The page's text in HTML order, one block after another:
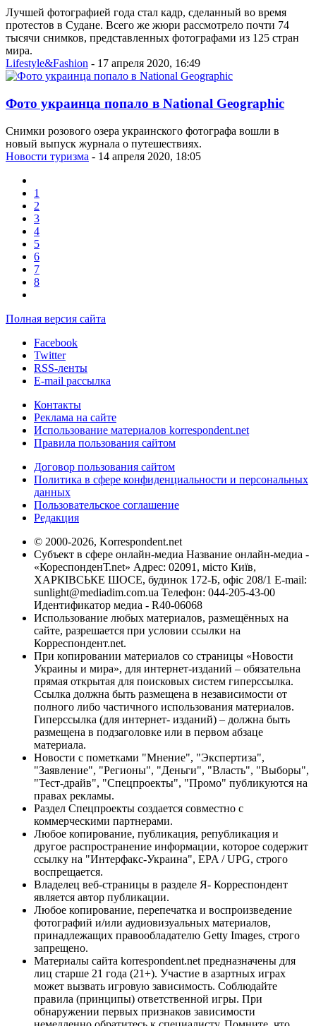
Лучшей фотографией года стал кадр, сделанный во время
протестов в Судане. Всего же жюри рассмотрело почти 74
тысячи снимков, представленных фотографами из 125 стран
мира.
Lifestyle&Fashion - 17 апреля 2020, 16:49
Фото украинца попало в National Geographic
Снимки розового озера украинского фотографа вошли в
новый выпуск журнала о путешествиях.
Новости туризма - 14 апреля 2020, 18:05
1
2
3
4
5
6
7
8
Полная версия сайта
Facebook
Twitter
RSS-ленты
E-mail рассылка
Контакты
Реклама на сайте
Использование материалов korrespondent.net
Правила пользования сайтом
Договор пользования сайтом
Политика в сфере конфиденциальности и персональных
данных
Пользовательское соглашение
Редакция
© 2000-2026, Korrespondent.net
Субъект в сфере онлайн-медиа Название онлайн-медиа -
«КореспонденТ.net» Адрес: 02091, місто Київ,
ХАРКІВСЬКЕ ШОСЕ, будинок 172-Б, офіс 208/1 E-mail:
sunlight@mediadim.com.ua Телефон: 044-205-43-00
Идентификатор медиа - R40-06068
Использование любых материалов, размещённых на
сайте, разрешается при условии ссылки на
Корреспондент.net.
При копировании материалов со страницы «Новости
Украины и мира», для интернет-изданий – обязательна
прямая открытая для поисковых систем гиперссылка.
Ссылка должна быть размещена в независимости от
полного либо частичного использования материалов.
Гиперссылка (для интернет- изданий) – должна быть
размещена в подзаголовке или в первом абзаце
материала.
Новости с пометками "Мнение", "Экспертиза",
"Заявление", "Регионы", "Деньги", "Власть", "Выборы",
"Тест-драйв", "Спецпроекты", "Промо" публикуются на
правах рекламы.
Раздел Спецпроекты создается совместно с
коммерческими партнерами.
Любое копирование, публикация, републикация и
другое распространение информации, которое содержит
ссылку на "Интерфакс-Украина", EPA / UPG, строго
воспрещается.
Владелец веб-страницы в разделе Я- Корреспондент
является автор публикации.
Любое копирование, перепечатка и воспроизведение
фотографий и/или аудиовизуальных материалов,
принадлежащих правообладателю Getty Images, строго
запрещено.
Материалы сайта korrespondent.net предназначены для
лиц старше 21 года (21+). Участие в азартных играх
может вызвать игровую зависимость. Соблюдайте
правила (принципы) ответственной игры. При
обнаружении первых признаков зависимости